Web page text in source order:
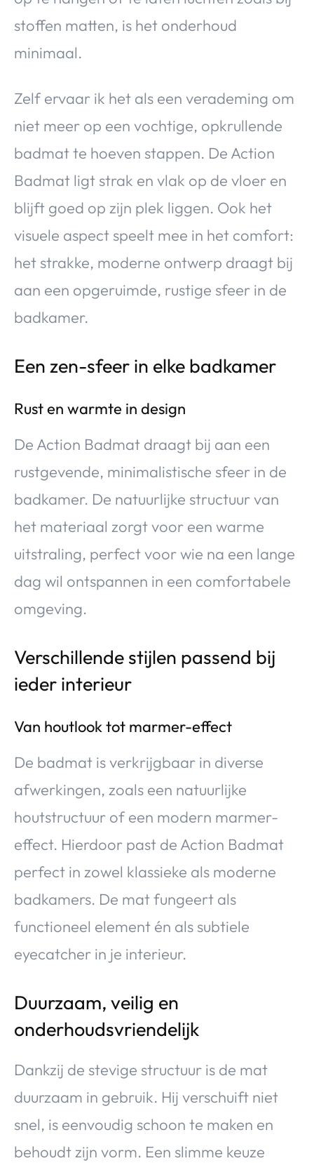
stoffen matten, is het onderhoud
minimaal.
Zelf ervaar ik het als een verademing om
niet meer op een vochtige, opkrullende
badmat te hoeven stappen. De Action
Badmat ligt strak en vlak op de vloer en
blijft goed op zijn plek liggen. Ook het
visuele aspect speelt mee in het comfort:
het strakke, moderne ontwerp draagt bij
aan een opgeruimde, rustige sfeer in de
badkamer.
Een zen-sfeer in elke badkamer
Rust en warmte in design
De Action Badmat draagt bij aan een
rustgevende, minimalistische sfeer in de
badkamer. De natuurlijke structuur van
het materiaal zorgt voor een warme
uitstraling, perfect voor wie na een lange
dag wil ontspannen in een comfortabele
omgeving.
Verschillende stijlen passend bij
ieder interieur
Van houtlook tot marmer-effect
De badmat is verkrijgbaar in diverse
afwerkingen, zoals een natuurlijke
houtstructuur of een modern marmer-
effect. Hierdoor past de Action Badmat
perfect in zowel klassieke als moderne
badkamers. De mat fungeert als
functioneel element én als subtiele
eyecatcher in je interieur.
Duurzaam, veilig en
onderhoudsvriendelijk
Dankzij de stevige structuur is de mat
duurzaam in gebruik. Hij verschuift niet
snel, is eenvoudig schoon te maken en
behoudt zijn vorm. Een slimme keuze